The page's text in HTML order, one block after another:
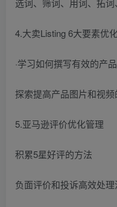
选词、筛词、用词、拓
4.大卖Listing 6大要素优
·学习如何撰写有效的产
探索提高产品图片和视
5.亚马逊评价优化管理
积累5星好评的方法
负面评价和投诉高效处理